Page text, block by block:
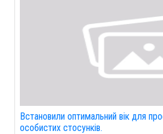
Встановили оптимальний вік для
особистих стосунків.